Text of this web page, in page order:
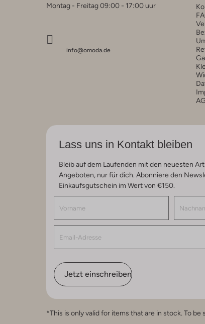
Montag - Freitag 09:00 - 17:00 uur
info@omoda.de
Lass uns in Kontakt bleiben
Bleib auf dem Laufenden mit den neuesten
Angeboten, nur für dich. Abonniere den
Einkaufsgutschein im Wert von €150.
Jetzt einschreiben
*This is only valid for items that are in stock. To